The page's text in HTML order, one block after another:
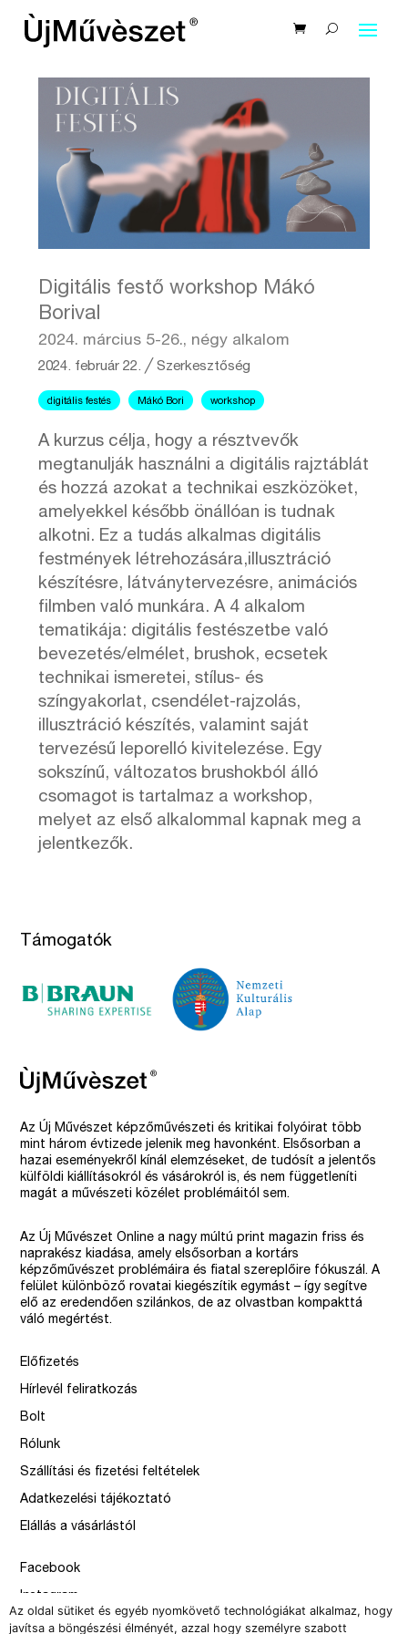
Az oldal sütiket és egyéb nyomkövető technológiákat alkalmaz, hogy
javítsa a böngészési élményét, azzal hogy személyre szabott
Digitális festő workshop Mákó
Borival
2024. március 5-26., négy alkalom
2024. február 22. ╱Szerkesztőség
digitális festés Mákó Bori workshop
A kurzus célja, hogy a résztvevők
megtanulják használni a digitális rajztáblát
és hozzá azokat a technikai eszközöket,
amelyekkel később önállóan is tudnak
alkotni. Ez a tudás alkalmas digitális
festmények létrehozására,illusztráció
készítésre, látványtervezésre, animációs
filmben való munkára. A 4 alkalom
tematikája: digitális festészetbe való
bevezetés/elmélet, brushok, ecsetek
technikai ismeretei, stílus- és
színgyakorlat, csendélet-rajzolás,
illusztráció készítés, valamint saját
tervezésű leporelló kivitelezése. Egy
sokszínű, változatos brushokból álló
csomagot is tartalmaz a workshop,
melyet az első alkalommal kapnak meg a
jelentkezők.
Támogatók
Az Új Művészet képzőművészeti és kritikai folyóirat több
mint három évtizede jelenik meg havonként. Elsősorban a
hazai eseményekről kínál elemzéseket, de tudósít a jelentős
külföldi kiállításokról és vásárokról is, és nem függetleníti
magát a művészeti közélet problémáitól sem.
Az Új Művészet Online a nagy múltú print magazin friss és
naprakész kiadása, amely elsősorban a kortárs
képzőművészet problémáira és fiatal szereplőire fókuszál. A
felület különböző rovatai kiegészítik egymást – így segítve
elő az eredendően szilánkos, de az olvastban kompakttá
váló megértést.
Előfizetés
Hírlevél feliratkozás
Bolt
Rólunk
Szállítási és fizetési feltételek
Adatkezelési tájékoztató
Elállás a vásárlástól
Facebook
Instagram
Issue